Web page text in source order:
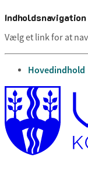
Indholdsnavigation
Vælg et link for at
gå til
Hovedindhold